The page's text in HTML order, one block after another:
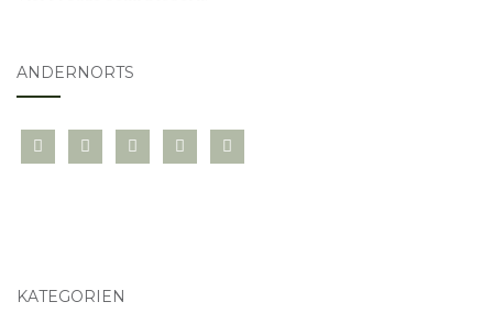
ANDERNORTS
bloglovininstagramtwitter pinterest
mail
KATEGORIEN